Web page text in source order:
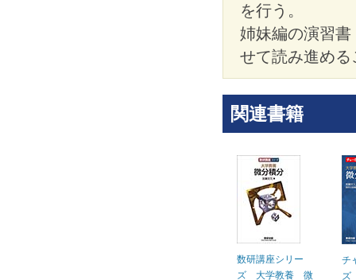
を行う。
姉妹編の演習
せて読み進め
関連書籍
数研講座シリー
ズ 大学教養 微
チ
ズ